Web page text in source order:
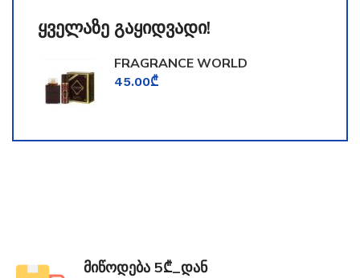
ყველაზე გაყიდვადი!
FRAGRANCE WORLD
TOOMFORD
45.00₾
მიწოდება 5₾_დან